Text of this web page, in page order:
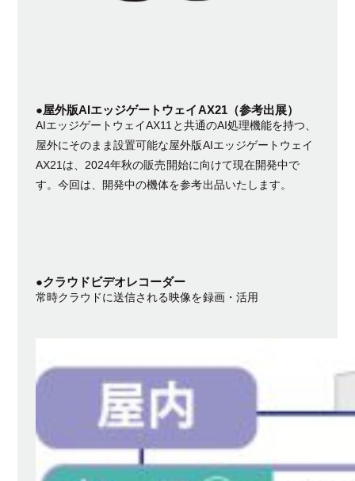
●屋外版AIエッジゲートウェイAX21（参考出展）
AIエッジゲートウェイAX11と共通のAI処理機能を持つ、
屋外にそのまま設置可能な屋外版AIエッジゲートウェイ
AX21は、2024年秋の販売開始に向けて現在開発中で
す。今回は、開発中の機体を参考出品いたします。
●クラウドビデオレコーダー
常時クラウドに送信される映像を録画・活用